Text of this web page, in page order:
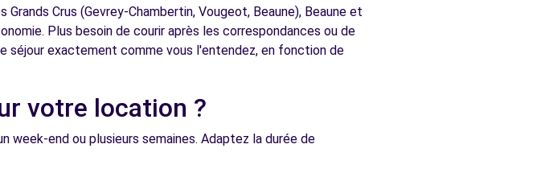
2.6 km
Crus (Gevrey-Chambertin, Vougeot, Beaune), Beaune et
Plus besoin de courir après les correspondances ou de
séjour exactement comme vous l'entendez, en fonction de
votre location ?
week-end ou plusieurs semaines. Adaptez la durée de